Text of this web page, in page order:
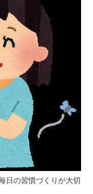
日の習慣づくりが大切